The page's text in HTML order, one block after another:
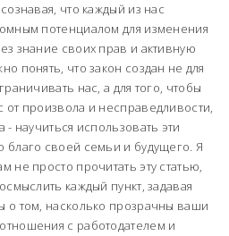
что каждый из нас
потенциалом для изменения
знание своих прав и активную
понять, что закон создан не для
нас, а для того, чтобы
от произвола и несправедливости,
- научиться использовать эти
благо своей семьи и будущего. Я
не просто прочитать эту статью,
каждый пункт, задавая
о том, насколько прозрачны ваши
с работодателем и